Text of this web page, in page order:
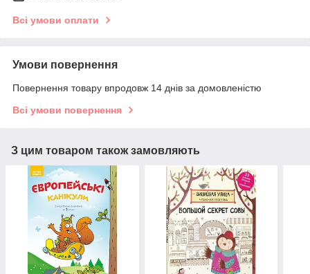
Всі умови оплати
Умови повернення
Повернення товару впродовж 14 днів за домовленістю
Всі умови повернення
З цим товаром також замовляють